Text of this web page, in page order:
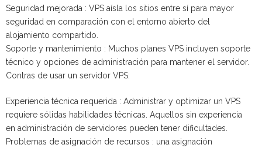
Seguridad mejorada : VPS aísla los sitios entre sí para mayor
seguridad en comparación con el entorno abierto del
alojamiento compartido.
Soporte y mantenimiento : Muchos planes VPS incluyen soporte
técnico y opciones de administración para mantener el servidor.
Contras de usar un servidor VPS:
Experiencia técnica requerida : Administrar y optimizar un VPS
requiere sólidas habilidades técnicas. Aquellos sin experiencia
en administración de servidores pueden tener dificultades.
Problemas de asignación de recursos : una asignación